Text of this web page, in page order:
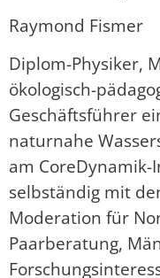
Raymond Fismer
Diplom-Physiker,
ökologisch-
Geschäftsführer
naturnahe
am
selbständig mit
Moderation für
Paarberatung,